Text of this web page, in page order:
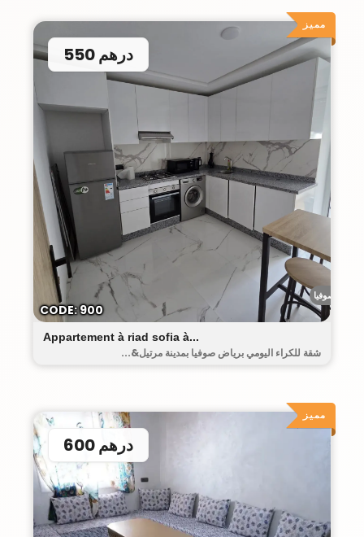
مميز
رياض صوفيا
Appartement à riad sofia à...
550 درهم
شقة للكراء اليومي برياض صوفيا بمدينة مرتيل&...
CODE: 900
مميز
600 درهم